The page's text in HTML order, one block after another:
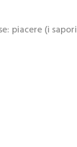
piacere (i